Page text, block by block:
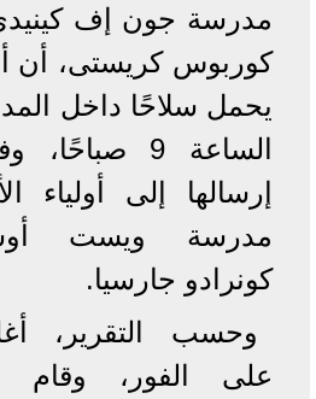
مدرسة جون إف كينيدى
كوربوس كريستى، أن
يحمل سلاحًا داخل
الساعة 9
إرسالها إلى أولياء
مدرسة ويست
كونرادو جارسيا.
وحسب التقرير،
على الفور،